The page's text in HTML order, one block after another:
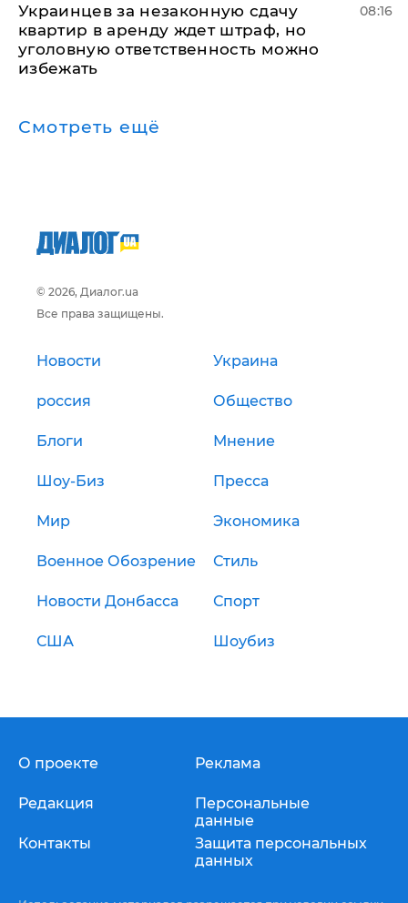
Украинцев за незаконную сдачу
квартир в аренду ждет штраф, но
уголовную ответственность можно
избежать
08:16
Смотреть ещё
© 2026, Диалог.ua
Все права защищены.
Новости Украина
россия Общество
Блоги Мнение
Шоу-Биз Пресса
Мир Экономика
Военное Обозрение Стиль
Новости Донбасса Спорт
США Шоубиз
О проекте
Редакция
Контакты
Реклама
Персональные
данные
Защита персональных
данных